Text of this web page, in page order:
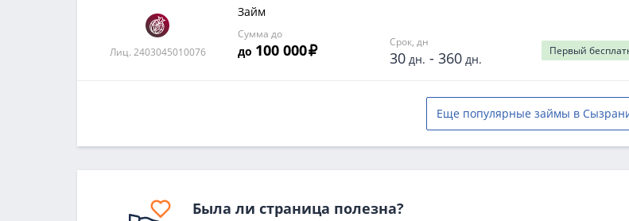
Лиц. 2403045010076
Займ
Сумма до
до 100 000 Срок, дн
30 дн. - 360 дн.
Первый
Еще популярные займы в
Была ли страница полезна?